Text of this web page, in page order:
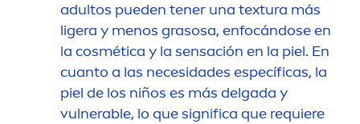
adultos pueden tener una textura más
ligera y menos grasosa, enfocándose en
la cosmética y la sensación en la piel. En
cuanto a las necesidades específicas, la
piel de los niños es más delgada y
vulnerable, lo que significa que requiere